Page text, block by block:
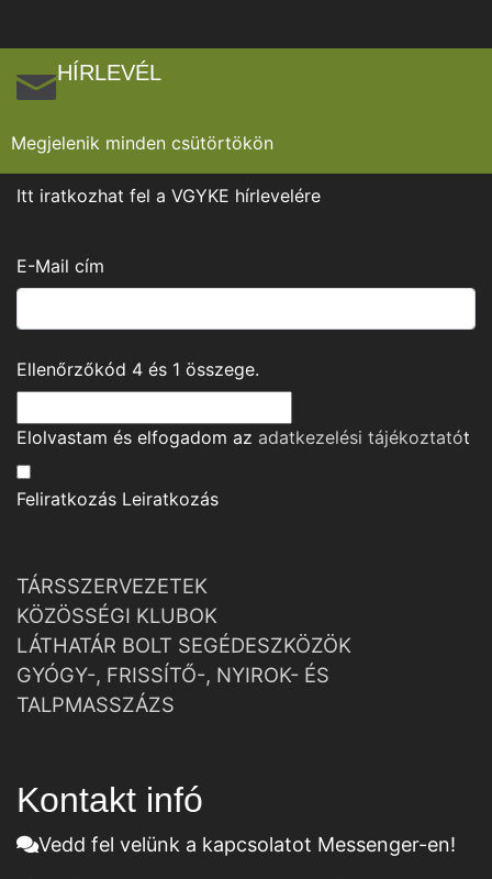
HÍRLEVÉL
Megjelenik minden csütörtökön
Itt iratkozhat fel a VGYKE hírlevelére
E-Mail cím
Ellenőrzőkód 4 és 1 összege.
Elolvastam és elfogadom az adatkezelési tájékoztatót
Feliratkozás Leiratkozás
TÁRSSZERVEZETEK
KÖZÖSSÉGI KLUBOK
LÁTHATÁR BOLT SEGÉDESZKÖZÖK
GYÓGY-, FRISSÍTŐ-, NYIROK- ÉS
TALPMASSZÁZS
Kontakt infó
Vedd fel velünk a kapcsolatot Messenger-en!